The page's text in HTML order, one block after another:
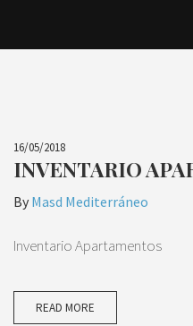
16/05/2018
INVENTARIO
By Masd Mediterráneo
Inventario Apartamentos
READ MORE